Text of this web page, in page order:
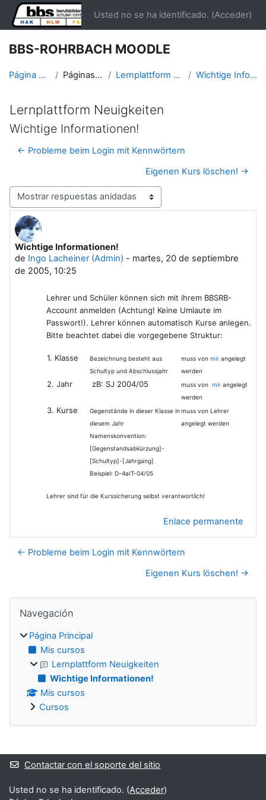
Salta al contenido principal
Usted no se ha identificado. (Acceder)
BBS-ROHRBACH MOODLE
Página Principal Páginas del sitio Lernplattform Neuigkeiten Wichtige Informationen!
Lernplattform Neuigkeiten
Wichtige Informationen!
← Probleme beim Login mit Kennwörtern
Eigenen Kurs löschen! →
Mostrar modo
Wichtige Informationen!
de Ingo Lacheiner (Admin) - martes, 20 de septiembre
de 2005, 10:25
Número de respuestas: 0
Lehrer und Schüler können sich mit ihrem BBSRB-
Account anmelden (Achtung! Keine Umlaute im
Passwort!). Lehrer können automatisch Kurse anlegen.
Bitte beachtet dabei die vorgegebene Struktur:
1. Klasse
Bezeichnung besteht aus
Schultyp und Abschlussjahr
muss von mir angelegt
werden
2. Jahr zB: SJ 2004/05 muss von mir angelegt
werden
3. Kurse
Gegenstände in dieser Klasse in
diesem Jahr
Namenskonvention:
[Gegenstandsabkürzung]-
[Schultyp]-[Jahrgang]
Beispiel: D-4aIT-04/05
muss von Lehrer
angelegt werden
Lehrer sind für die Kurssicherung selbst verantwortlich!
Enlace permanente
← Probleme beim Login mit Kennwörtern
Eigenen Kurs löschen! →
Navegación
Página Principal
Mis cursos
Lernplattform Neuigkeiten
Wichtige Informationen!
Mis cursos
Cursos
Bloques suplementarios
Contactar con el soporte del sitio
Usted no se ha identificado. (Acceder)